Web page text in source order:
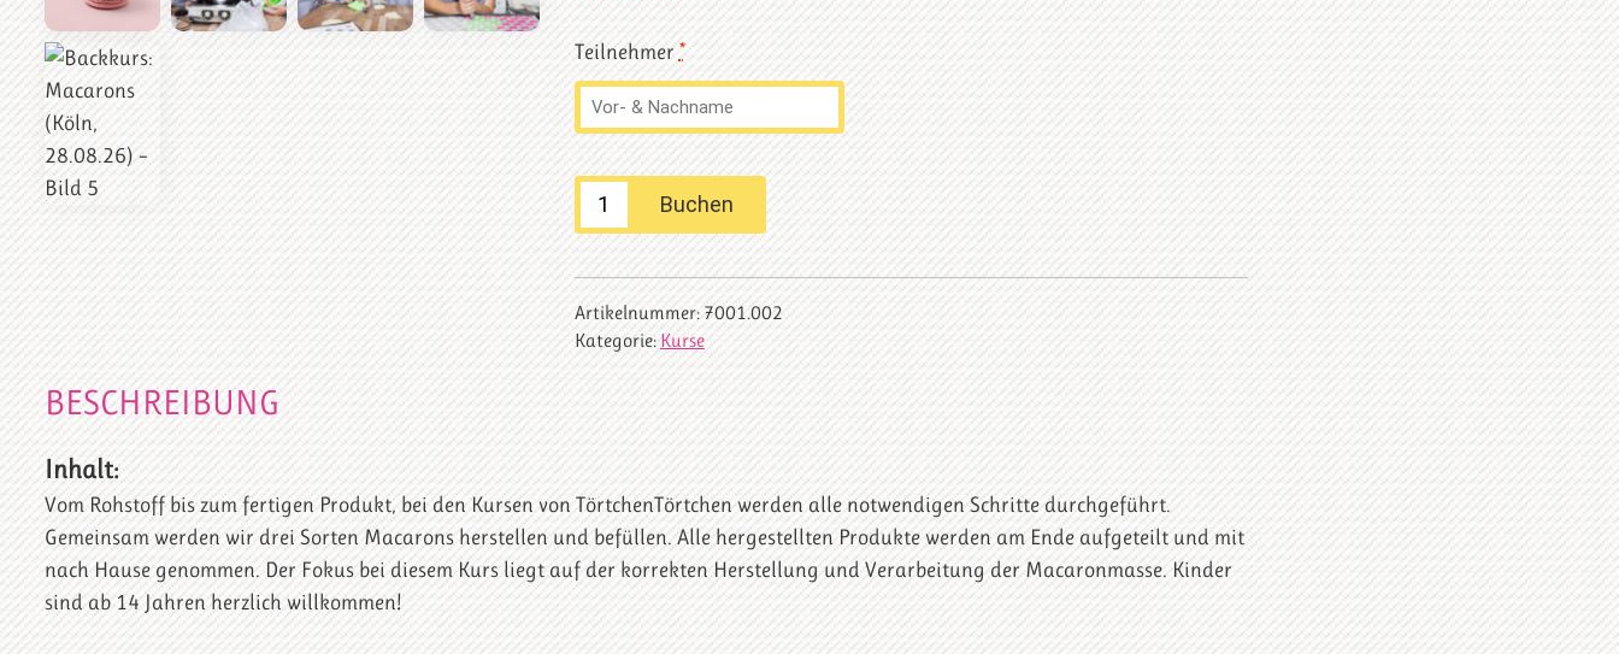
Teilnehmer *
Backkurs:
Macarons
(Köln,
28.08.26)
Menge
Buchen
Artikelnummer:7001.002
Kategorie:Kurse
BESCHREIBUNG
Inhalt:
Vom Rohstoff bis zum fertigen Produkt, bei den Kursen von TörtchenTörtchen werden alle notwendigen Schritte durchgeführt.
Gemeinsam werden wir drei Sorten Macarons herstellen und befüllen. Alle hergestellten Produkte werden am Ende aufgeteilt und mit
nach Hause genommen. Der Fokus bei diesem Kurs liegt auf der korrekten Herstellung und Verarbeitung der Macaronmasse. Kinder
sind ab 14 Jahren herzlich willkommen!